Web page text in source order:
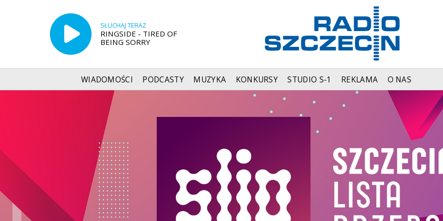
SŁUCHAJ TERAZ
RINGSIDE - TIRED OF
BEING SORRY
WIADOMOŚCI PODCASTY MUZYKA KONKURSY STUDIO S-1 REKLAMA O NAS